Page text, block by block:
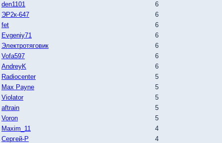
den1101
6
ЭР2к-647
6
fet
6
Evgeniy71
6
Электротяговик
6
Vofa597
6
AndreyK
6
Radiocenter
5
Max Payne
5
Violator
5
aftrain
5
Voron
5
Maxim_11
4
Сергей-P
4